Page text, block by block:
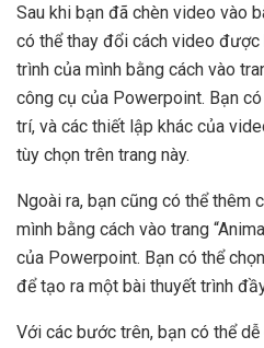
Sau khi bạn đã chèn video vào
có thể thay đổi cách video
trình của mình bằng cách vào
công cụ của Powerpoint. Bạn
trí, và các thiết lập khác của
tùy chọn trên trang này.
Ngoài ra, bạn cũng có thể thêm
mình bằng cách vào trang
của Powerpoint. Bạn có thể
để tạo ra một bài thuyết trình
Với các bước trên, bạn có thể